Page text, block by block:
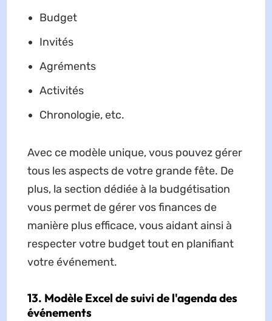
Budget
Invités
Agréments
Activités
Chronologie, etc.
Avec ce modèle unique, vous pouvez gérer
tous les aspects de votre grande fête. De
plus, la section dédiée à la budgétisation
vous permet de gérer vos finances de
manière plus efficace, vous aidant ainsi à
respecter votre budget tout en planifiant
votre événement.
13. Modèle Excel de suivi de l'agenda des
événements